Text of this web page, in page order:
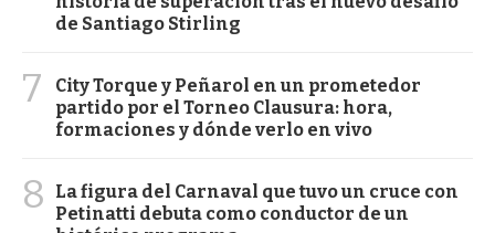
de Santiago Stirling
7
City Torque y Peñarol en un prometedor
partido por el Torneo Clausura: hora,
formaciones y dónde verlo en vivo
8
La figura del Carnaval que tuvo un cruce con
Petinatti debuta como conductor de un